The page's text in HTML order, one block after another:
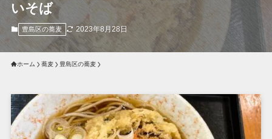
いそば
豊島区の蕎麦 2023年8月28日
ホーム 蕎麦 豊島区の蕎麦